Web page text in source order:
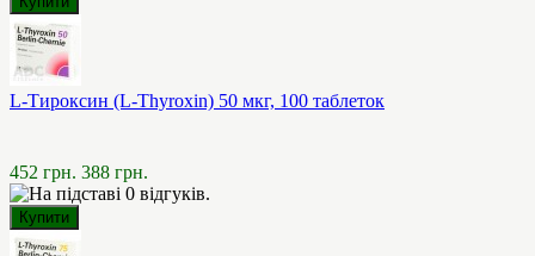
L-Тироксин (L-Thyroxin) 50 мкг, 100 таблеток
452 грн. 388 грн.